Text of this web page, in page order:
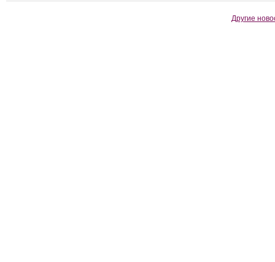
Другие